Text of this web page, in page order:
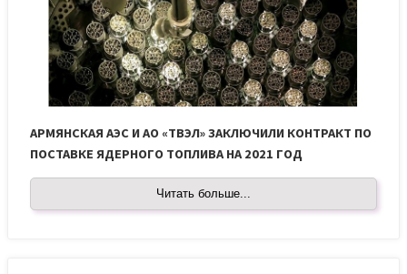
АРМЯНСКАЯ АЭС И АО «ТВЭЛ» ЗАКЛЮЧИЛИ КОНТРАКТ ПО
ПОСТАВКЕ ЯДЕРНОГО ТОПЛИВА НА 2021 ГОД
Читать больше...